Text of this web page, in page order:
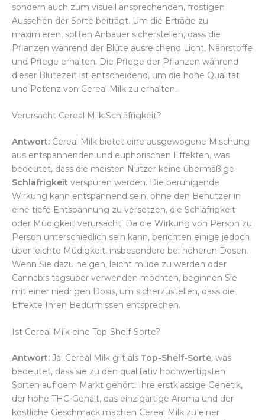
sondern auch zum visuell ansprechenden, frostigen
Aussehen der Sorte beiträgt. Um die Erträge zu
maximieren, sollten Anbauer sicherstellen, dass die
Pflanzen während der Blüte ausreichend Licht, Nährstoffe
und Pflege erhalten. Die Pflege der Pflanzen während
dieser Blütezeit ist entscheidend, um die hohe Qualität
und Potenz von Cereal Milk zu erhalten.
Verursacht Cereal Milk Schläfrigkeit?
Antwort: Cereal Milk bietet eine ausgewogene Mischung
aus entspannenden und euphorischen Effekten, was
bedeutet, dass die meisten Nutzer keine übermäßige
Schläfrigkeit verspüren werden. Die beruhigende
Wirkung kann entspannend sein, ohne den Benutzer in
eine tiefe Entspannung zu versetzen, die Schläfrigkeit
oder Müdigkeit verursacht. Da die Wirkung von Person zu
Person unterschiedlich sein kann, berichten einige jedoch
über leichte Müdigkeit, insbesondere bei höheren Dosen.
Wenn Sie dazu neigen, leicht müde zu werden oder
Cannabis tagsüber verwenden möchten, beginnen Sie
mit einer niedrigen Dosis, um sicherzustellen, dass die
Effekte Ihren Bedürfnissen entsprechen.
Ist Cereal Milk eine Top-Shelf-Sorte?
Antwort: Ja, Cereal Milk gilt als Top-Shelf-Sorte, was
bedeutet, dass sie zu den qualitativ hochwertigsten
Sorten auf dem Markt gehört. Ihre erstklassige Genetik,
der hohe THC-Gehalt, das einzigartige Aroma und der
köstliche Geschmack machen Cereal Milk zu einer